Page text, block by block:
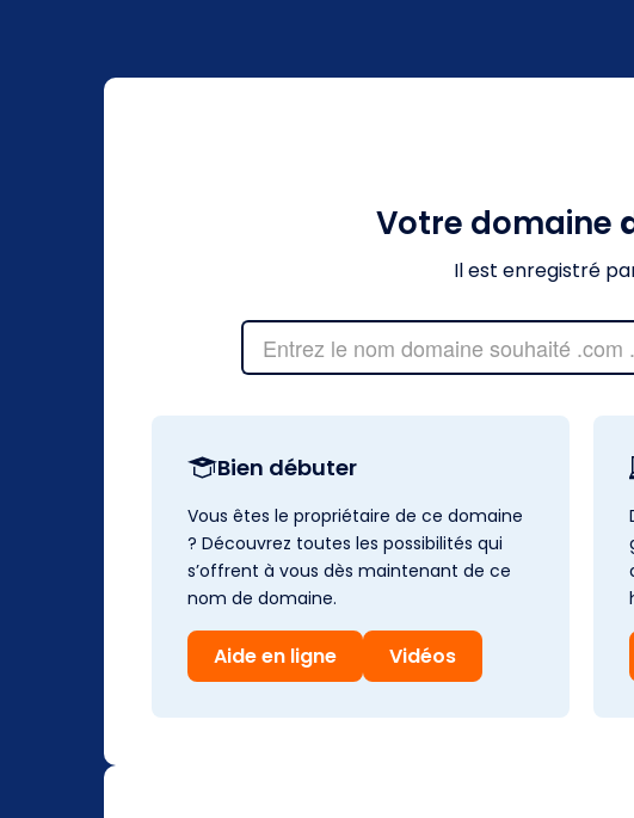
Votre domaine
Il est enregistré
Bien débuter
Vous êtes le propriétaire de ce domaine
? Découvrez toutes les possibilités qui
s’offrent à vous dès maintenant de ce
nom de domaine.
Aide en ligne Vidéos